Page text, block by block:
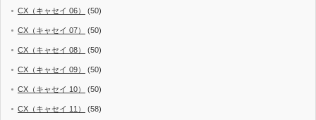
CX（キャセイ 06） (50)
CX（キャセイ 07） (50)
CX（キャセイ 08） (50)
CX（キャセイ 09） (50)
CX（キャセイ 10） (50)
CX（キャセイ 11） (58)